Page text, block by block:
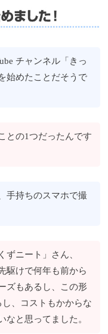
チャンネル「きっ
始めたことだそうで
との1つだったんです
手持ちのスマホで撮
ずニート」さん、
駆けで何年も前から
ズもあるし、この形
、コストもかからな
なと思ってました。